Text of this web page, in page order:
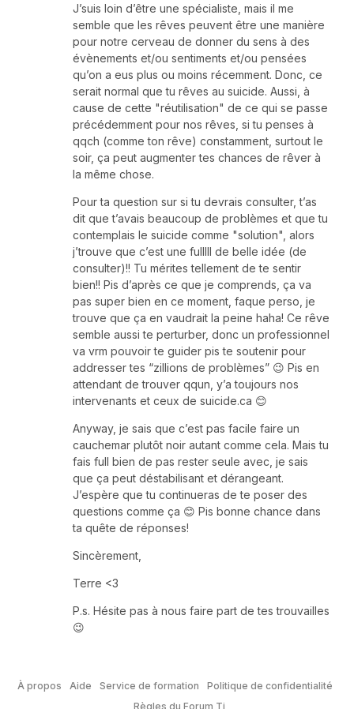
J’suis loin d’être une spécialiste, mais il me
semble que les rêves peuvent être une manière
pour notre cerveau de donner du sens à des
évènements et/ou sentiments et/ou pensées
qu’on a eus plus ou moins récemment. Donc, ce
serait normal que tu rêves au suicide. Aussi, à
cause de cette "réutilisation" de ce qui se passe
précédemment pour nos rêves, si tu penses à
qqch (comme ton rêve) constamment, surtout le
soir, ça peut augmenter tes chances de rêver à
la même chose.
Pour ta question sur si tu devrais consulter, t’as
dit que t’avais beaucoup de problèmes et que tu
contemplais le suicide comme "solution", alors
j’trouve que c’est une fulllll de belle idée (de
consulter)!! Tu mérites tellement de te sentir
bien!! Pis d’après ce que je comprends, ça va
pas super bien en ce moment, faque perso, je
trouve que ça en vaudrait la peine haha! Ce rêve
semble aussi te perturber, donc un professionnel
va vrm pouvoir te guider pis te soutenir pour
addresser tes “zillions de problèmes” 😉 Pis en
attendant de trouver qqun, y’a toujours nos
intervenants et ceux de suicide.ca 😊
Anyway, je sais que c’est pas facile faire un
cauchemar plutôt noir autant comme cela. Mais tu
fais full bien de pas rester seule avec, je sais
que ça peut déstabilisant et dérangeant.
J’espère que tu continueras de te poser des
questions comme ça 😊 Pis bonne chance dans
ta quête de réponses!
Sincèrement,
Terre <3
P.s. Hésite pas à nous faire part de tes trouvailles
😉
À propos Aide Service de formation
Politique de confidentialité
Règles du Forum Tj